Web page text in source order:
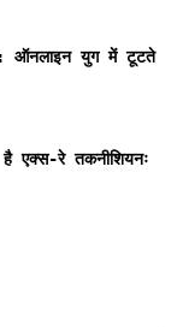
ऑनलाइन युग में टूटते
है एक्स-रे तकनीशियनः